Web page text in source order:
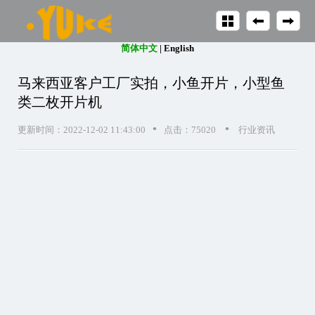
马来西亚客户工厂实拍，小鱼开片，小型鱼
类二枚开片机
更新时间：2022-12-02 11:43:00 • 点击：75020 • 行业资讯
简体中文 | English